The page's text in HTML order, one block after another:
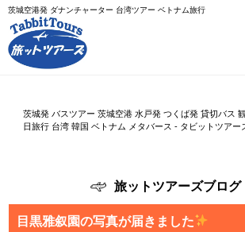
茨城空港発 ダナンチャーター 台湾ツアー ベトナム旅行
茨城発 バスツアー 茨城空港 水戸発 つくば発 貸切バス
日旅行 台湾 韓国 ベトナム メタバース - タビットツアー
旅ットツアーズブログ
目黒雅叙園の写真が届きました